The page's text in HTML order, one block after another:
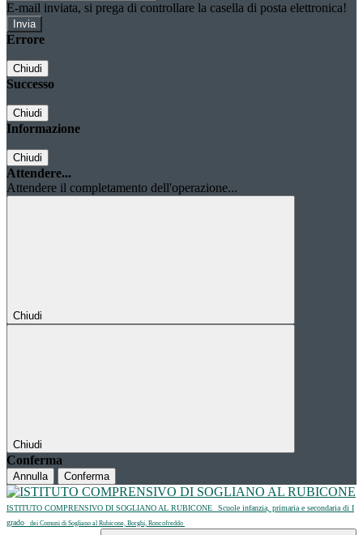
E-mail inviata, si prega di controllare la casella di posta elettronica!
Errore
Chiudi
Successo
Chiudi
Informazione
Chiudi
Attendere...
Attendere il completamento dell'operazione...
Chiudi
Chiudi
Conferma
Annulla Conferma
ISTITUTO COMPRENSIVO DI SOGLIANO AL RUBICONE
Scuole infanzia, primaria e secondaria di I
grado
dei Comuni di Sogliano al Rubicone, Borghi, Roncofreddo